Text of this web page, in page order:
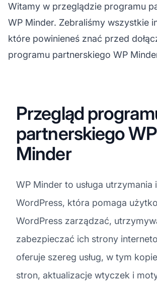
Witamy w przeglądzie programu
WP Minder. Zebraliśmy wszystkie
które powinieneś znać przed
programu partnerskiego WP
Przegląd
partnerskiego WP
Minder
WP Minder to usługa utrzymania
WordPress, która pomaga
WordPress zarządzać,
zabezpieczać ich strony
oferuje szereg usług, w tym
stron, aktualizacje wtyczek i